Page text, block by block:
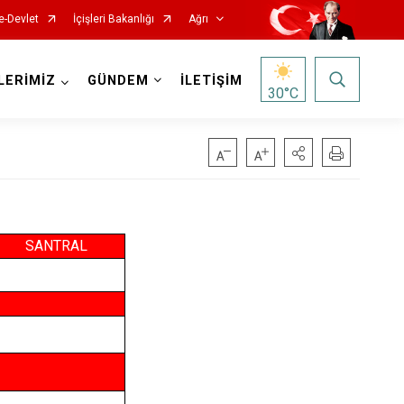
Devlet İçişleri Bakanlığı Ağrı
GÜNDEM İLETİŞİM
30°C
SANTRAL